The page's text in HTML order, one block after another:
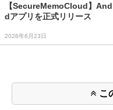
【SecureMemoCloud】
dアプリを正式リリース
2026年6月23日
こ